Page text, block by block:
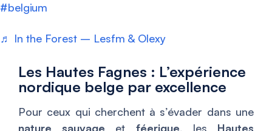
#belgium
♬ In the Forest – Lesfm & Olexy
Les Hautes Fagnes : L’expérience
nordique belge par excellence
Pour ceux qui cherchent à s’évader dans une
nature sauvage et féerique, les Hautes